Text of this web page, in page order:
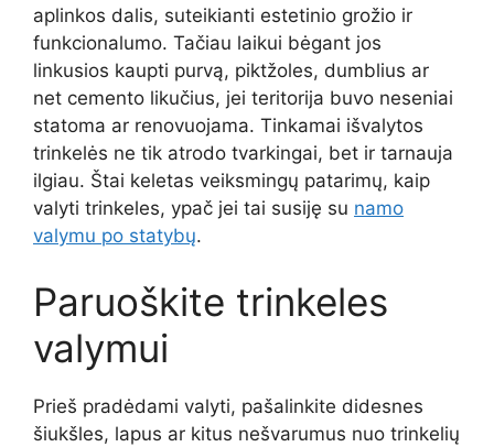
aplinkos dalis, suteikianti estetinio grožio ir
funkcionalumo. Tačiau laikui bėgant jos
linkusios kaupti purvą, piktžoles, dumblius ar
net cemento likučius, jei teritorija buvo neseniai
statoma ar renovuojama. Tinkamai išvalytos
trinkelės ne tik atrodo tvarkingai, bet ir tarnauja
ilgiau. Štai keletas veiksmingų patarimų, kaip
valyti trinkeles, ypač jei tai susiję su namo
valymu po statybų.
Paruoškite trinkeles
valymui
Prieš pradėdami valyti, pašalinkite didesnes
šiukšles, lapus ar kitus nešvarumus nuo trinkelių